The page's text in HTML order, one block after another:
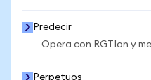
Predecir
Opera con RGTIon y
Perpetuos